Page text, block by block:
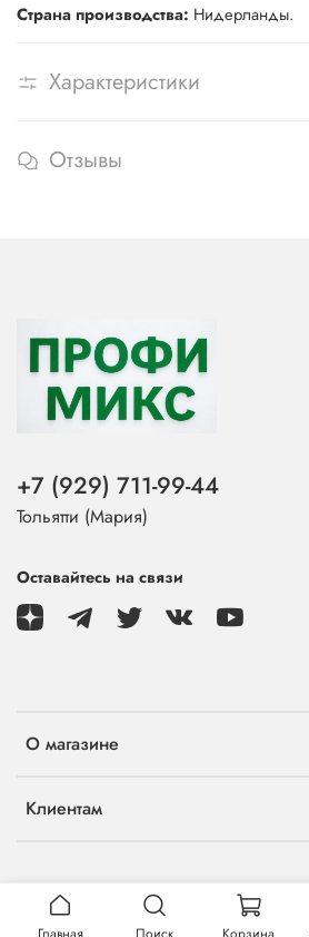
Страна производства: Нидерланды.
Характеристики
Отзывы
О магазине
Клиентам
+7 (929) 711-99-44
Тольятти (Мария)
Оставайтесь на связи